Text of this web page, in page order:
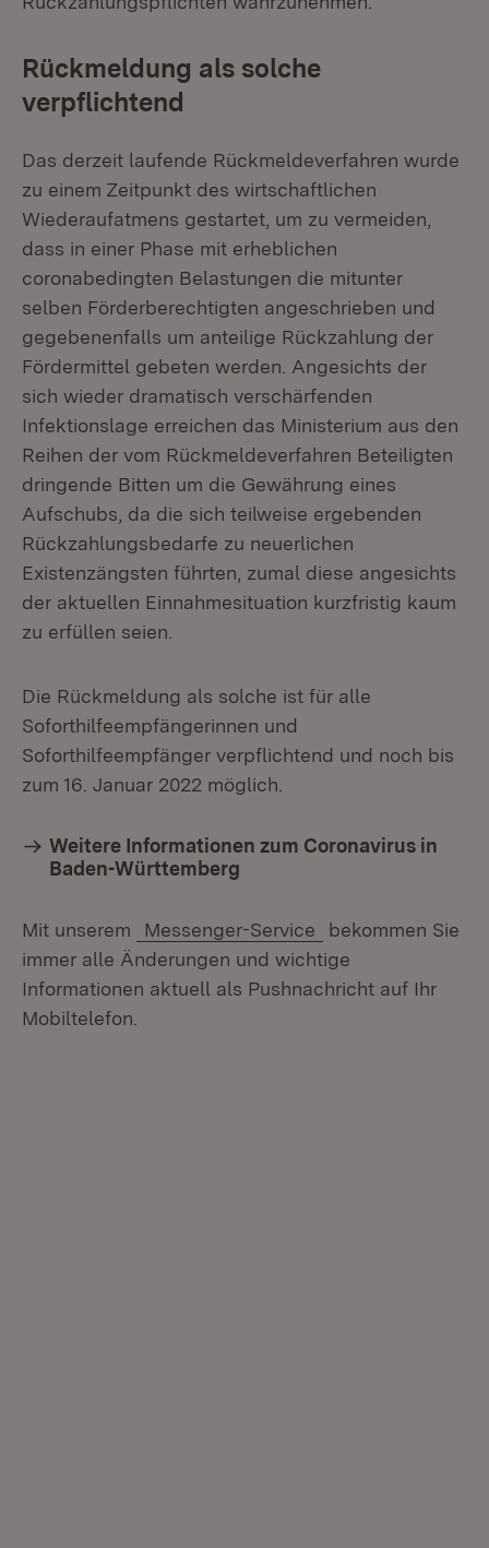
Rückmeldung als solche
verpflichtend
Das derzeit laufende Rückmeldeverfahren wurde
zu einem Zeitpunkt des wirtschaftlichen
Wiederaufatmens gestartet, um zu vermeiden,
dass in einer Phase mit erheblichen
coronabedingten Belastungen die mitunter
selben Förderberechtigten angeschrieben und
gegebenenfalls um anteilige Rückzahlung der
Fördermittel gebeten werden. Angesichts der
sich wieder dramatisch verschärfenden
Infektionslage erreichen das Ministerium aus den
Reihen der vom Rückmeldeverfahren Beteiligten
dringende Bitten um die Gewährung eines
Aufschubs, da die sich teilweise ergebenden
Rückzahlungsbedarfe zu neuerlichen
Existenzängsten führten, zumal diese angesichts
der aktuellen Einnahmesituation kurzfristig kaum
zu erfüllen seien.
Die Rückmeldung als solche ist für alle
Soforthilfeempfängerinnen und
Soforthilfeempfänger verpflichtend und noch bis
zum 16. Januar 2022 möglich.
Weitere Informationen zum Coronavirus in
Baden-Württemberg
Mit unserem Messenger-Service
bekommen Sie
immer alle Änderungen und wichtige
Informationen aktuell als Pushnachricht auf Ihr
Mobiltelefon.